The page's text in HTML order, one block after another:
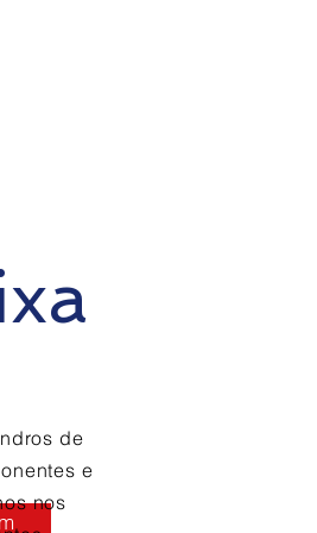
de
e
nos